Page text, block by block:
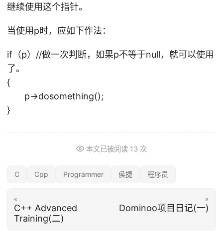
继续使用这个指针。
当使用p时，应如下作法：
if（p）//做一次判断，如果p不等于null，就可以使用
了。
{
p->dosomething();
}
本文已被阅读 13 次
C Cpp Programmer 侯捷 程序员
«
C++ Advanced
Training(二)
»
Dominoo项目日记(一)